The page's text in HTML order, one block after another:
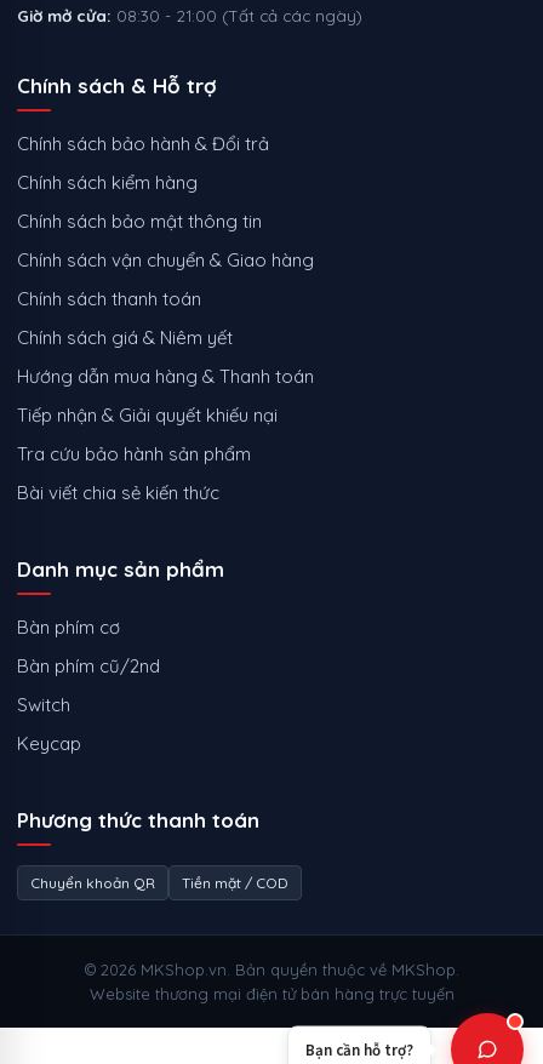
Giờ mở cửa: 08:30 - 21:00 (Tất cả các ngày)
Chính sách & Hỗ trợ
Chính sách bảo hành & Đổi trả
Chính sách kiểm hàng
Chính sách bảo mật thông tin
Chính sách vận chuyển & Giao hàng
Chính sách thanh toán
Chính sách giá & Niêm yết
Hướng dẫn mua hàng & Thanh toán
Tiếp nhận & Giải quyết khiếu nại
Tra cứu bảo hành sản phẩm
Bài viết chia sẻ kiến thức
Danh mục sản phẩm
Bàn phím cơ
Bàn phím cũ/2nd
Switch
Keycap
Phương thức thanh toán
Chuyển khoản QR Tiền mặt / COD
© 2026 MKShop.vn. Bản quyền thuộc về MKShop.
Website thương mại điện tử bán hàng trực tuyến
Bạn cần hỗ trợ?